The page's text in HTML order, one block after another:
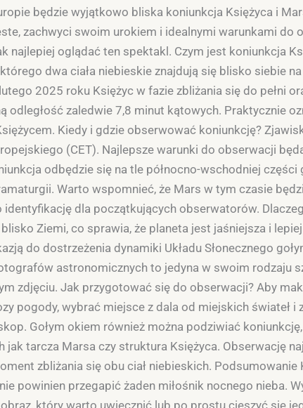
będzie wyjątkowo bliska koniunkcja Księżyca i
zachwyci swoim urokiem i idealnymi warunkami do
najlepiej oglądać ten spektakl. Czym jest koniunkcja
dwa ciała niebieskie znajdują się blisko siebie
2025 roku Księżyc w fazie zbliżania się do pełni
odległość zaledwie 7,8 minut kątowych. Praktycznie
Kiedy i gdzie obserwować koniunkcję?
(CET). Najlepsze warunki do obserwacji
odbędzie się na tle północno-wschodniej
Warto wspomnieć, że Mars w tym czasie
identyfikację dla początkujących obserwatorów.
Ziemi, co sprawia, że planeta jest jaśniejsza i
do dostrzeżenia dynamiki Układu Słonecznego
astronomicznych to jedyna w swoim rodzaju
zdjęciu. Jak przygotować się do obserwacji? Aby
pogody, wybrać miejsce z dala od miejskich świateł
Gołym okiem również można podziwiać
jak tarcza Marsa czy struktura Księżyca. Obserwację
zbliżania się obu ciał niebieskich.
powinien przegapić żaden miłośnik nocnego nieba.
który warto uwiecznić lub po prostu cieszyć się